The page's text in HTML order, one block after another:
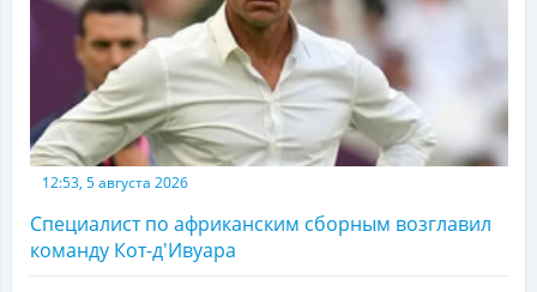
12:53, 5 августа 2026
Специалист по африканским сборным возглавил
команду Кот-д'Ивуара